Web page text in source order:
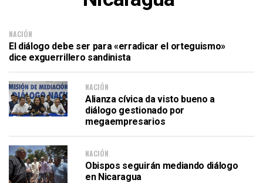
NACIÓN
El diálogo debe ser para «erradicar el orteguismo»
dice exguerrillero sandinista
NACIÓN
Alianza cívica da visto bueno a
diálogo gestionado por
megaempresarios
NACIÓN
Obispos seguirán mediando diálogo
en Nicaragua